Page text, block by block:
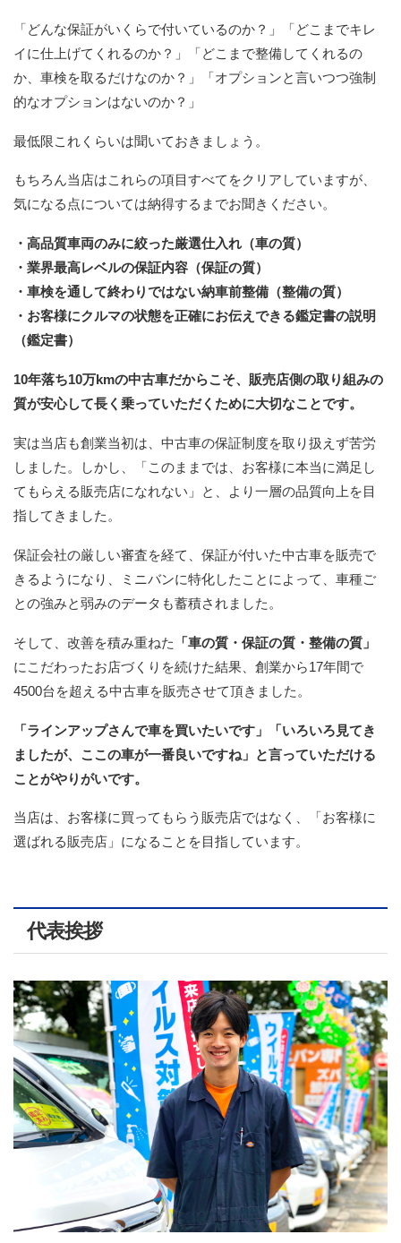
「どんな保証がいくらで付いているのか？」「どこまでキレ
イに仕上げてくれるのか？」「どこまで整備してくれるの
か、車検を取るだけなのか？」「オプションと言いつつ強制
的なオプションはないのか？」
最低限これくらいは聞いておきましょう。
もちろん当店はこれらの項目すべてをクリアしていますが、
気になる点については納得するまでお聞きください。
・高品質車両のみに絞った厳選仕入れ（車の質）
・業界最高レベルの保証内容（保証の質）
・車検を通して終わりではない納車前整備（整備の質）
・お客様にクルマの状態を正確にお伝えできる鑑定書の説明
（鑑定書）
10年落ち10万kmの中古車だからこそ、販売店側の取り組みの
質が安心して長く乗っていただくために大切なことです。
実は当店も創業当初は、中古車の保証制度を取り扱えず苦労
しました。しかし、「このままでは、お客様に本当に満足し
てもらえる販売店になれない」と、より一層の品質向上を目
指してきました。
保証会社の厳しい審査を経て、保証が付いた中古車を販売で
きるようになり、ミニバンに特化したことによって、車種ご
との強みと弱みのデータも蓄積されました。
そして、改善を積み重ねた
「車の質・保証の質・整備の質」
にこだわったお店づくりを続けた結果、創業から17年間で
4500台を超える中古車を販売させて頂きました。
「ラインアップさんで車を買いたいです」「いろいろ見てき
ましたが、ここの車が一番良いですね」と言っていただける
ことがやりがいです。
当店は、お客様に買ってもらう販売店ではなく、「お客様に
選ばれる販売店」になることを目指しています。
代表挨拶